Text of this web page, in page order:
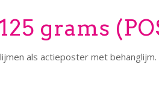
grams
als actieposter met behanglijm.